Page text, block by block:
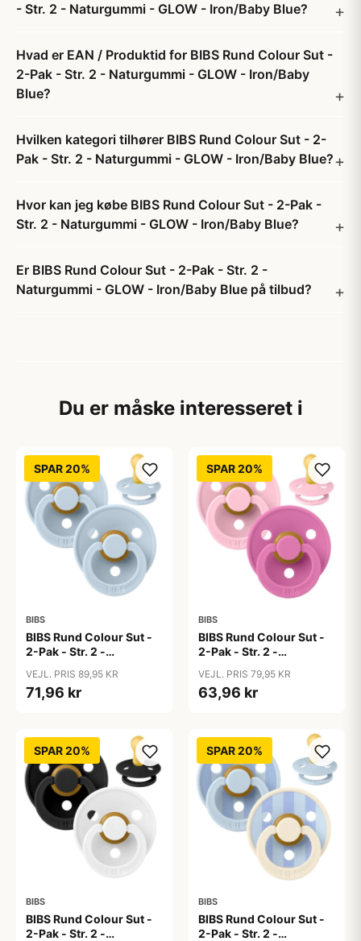
- Str. 2 - Naturgummi - GLOW - Iron/Baby Blue?
Hvad er EAN / Produktid for BIBS Rund Colour Sut -
2-Pak - Str. 2 - Naturgummi - GLOW - Iron/Baby
Blue?
Hvilken kategori tilhører BIBS Rund Colour Sut - 2-
Pak - Str. 2 - Naturgummi - GLOW - Iron/Baby Blue?
Hvor kan jeg købe BIBS Rund Colour Sut - 2-Pak -
Str. 2 - Naturgummi - GLOW - Iron/Baby Blue?
Er BIBS Rund Colour Sut - 2-Pak - Str. 2 -
Naturgummi - GLOW - Iron/Baby Blue på tilbud?
Du er måske interesseret i
SPAR 20%
BIBS
BIBS Rund Colour Sut -
2-Pak - Str. 2 -
Blue/Baby Blue
VEJL. PRIS 89,95 KR
71,96 kr
SPAR 20%
BIBS
BIBS Rund Colour Sut -
2-Pak - Str. 2 -
Pink/Bubblegum
VEJL. PRIS 79,95 KR
63,96 kr
SPAR 20%
BIBS
BIBS Rund Colour Sut -
2-Pak - Str. 2 -
SPAR 20%
BIBS
BIBS Rund Colour Sut -
2-Pak - Str. 2 -